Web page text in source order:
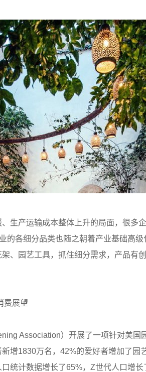
生产运输成本整体上升的局面，很多
的各细分品类也随之朝着产业基础高级
、园艺工具，抓住细分需求，产品有
费展望
Association）开展了一项针对美国
增1830万名，42%的爱好者增加了园
统计数据增长了65%，Z世代人口增长